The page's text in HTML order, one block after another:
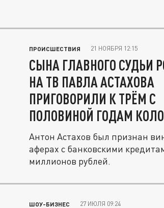
ПРОИСШЕСТВИЯ 21 НОЯБРЯ 12:15
СЫНА ГЛАВНОГО СУДЬИ
НА ТВ ПАВЛА АСТАХОВА
ПРИГОВОРИЛИ К ТРЁМ С
ПОЛОВИНОЙ ГОДАМ
Антон Астахов был признан
аферах с банковскими
миллионов рублей.
ШОУ-БИЗНЕС 27 ИЮЛЯ 09:24